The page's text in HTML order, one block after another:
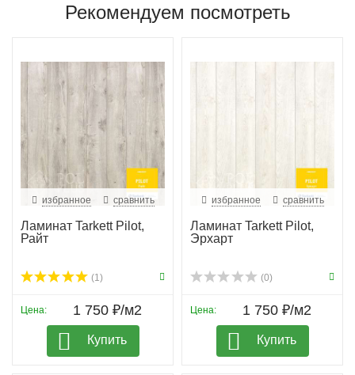
Рекомендуем посмотреть
избранное сравнить
Ламинат Tarkett Pilot,
Райт
(1)
Цена: 1 750 ₽/м2
Купить
избранное сравнить
Ламинат Tarkett Pilot,
Эрхарт
(0)
Цена: 1 750 ₽/м2
Купить